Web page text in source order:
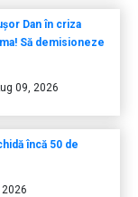
Dan în criza
Să demisioneze
09, 2026
încă 50 de